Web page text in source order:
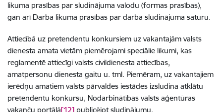
likuma prasības par sludinājuma valodu (formas prasības),
gan arī Darba likuma prasības par darba sludinājuma saturu.
Attiecībā uz pretendentu konkursiem uz vakantajām valsts
dienesta amata vietām piemērojami speciālie likumi, kas
reglamentē attiecīgi valsts civildienesta attiecības,
amatpersonu dienesta gaitu u. tml. Piemēram, uz vakantajiem
ierēdņu amatiem valsts pārvaldes iestādes izsludina atklātu
pretendentu konkursu, Nodarbinātības valsts aģentūras
vakanču portālā[12] publicējot sludinājumu.